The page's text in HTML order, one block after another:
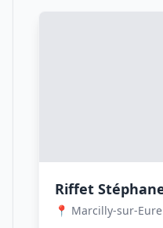
📍 Marcilly-sur-Eure